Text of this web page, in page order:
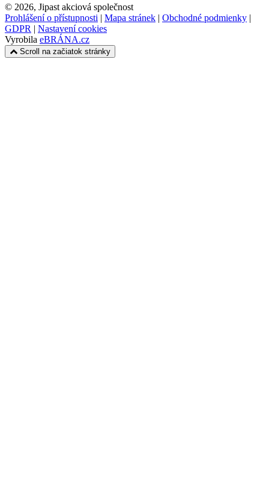
© 2026, Jipast akciová společnost
Prohlášení o přístupnosti | Mapa stránek | Obchodné podmienky |
GDPR | Nastavení cookies
Vyrobila eBRÁNA.cz
Scroll na začiatok stránky